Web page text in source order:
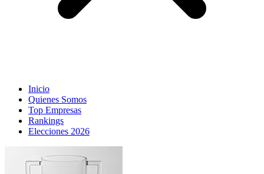
Inicio
Quienes Somos
Top Empresas
Rankings
Elecciones 2026